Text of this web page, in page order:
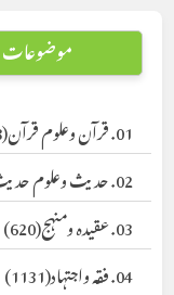
موضوعات
01. قرآن وعلوم قرآن
(1318)
02. حدیث وعلوم حدیث
03. عقیدہ ومنہج
(620)
04. فقہ واجتہاد
(1131)